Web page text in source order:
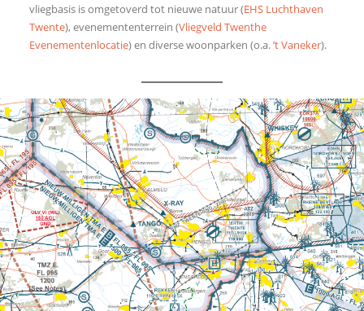
vliegbasis is omgetoverd tot nieuwe natuur (EHS Luchthaven
Twente), evenemententerrein (Vliegveld Twenthe
Evenementenlocatie) en diverse woonparken (o.a.’t Vaneker).